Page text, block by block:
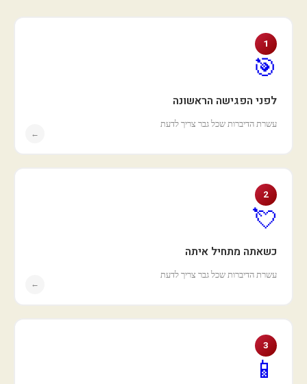
1
🎯
לפני הפגישה הראשונה
עשרת הדיברות שכל גבר צריך לדעת
←
2
💘
כשאתה מתחיל איתה
עשרת הדיברות שכל גבר צריך לדעת
←
3
📱